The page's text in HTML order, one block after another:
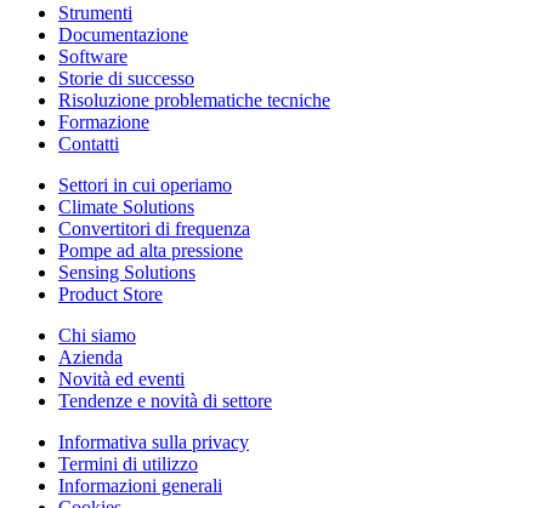
Strumenti
Documentazione
Software
Storie di successo
Risoluzione problematiche tecniche
Formazione
Contatti
Settori in cui operiamo
Climate Solutions
Convertitori di frequenza
Pompe ad alta pressione
Sensing Solutions
Product Store
Chi siamo
Azienda
Novità ed eventi
Tendenze e novità di settore
Informativa sulla privacy
Termini di utilizzo
Informazioni generali